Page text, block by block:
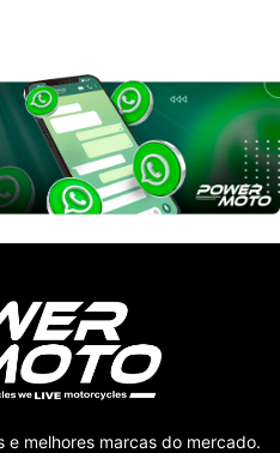
e melhores marcas do mercado.